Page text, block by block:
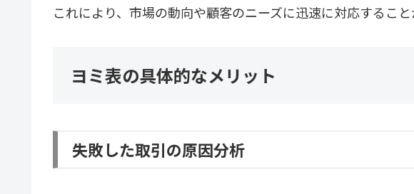
これにより、市場の動向や顧客のニーズに迅速に対応すること
ヨミ表の具体的なメリット
失敗した取引の原因分析